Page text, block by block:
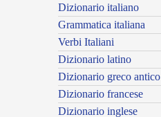
Dizionario italiano
Grammatica italiana
Verbi Italiani
Dizionario latino
Dizionario greco antico
Dizionario francese
Dizionario inglese